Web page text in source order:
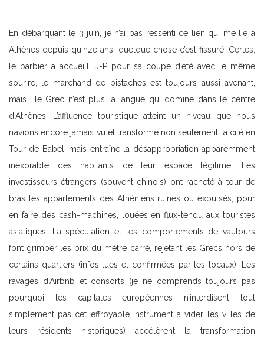
En débarquant le 3 juin, je n’ai pas ressenti ce lien qui me lie à
Athènes depuis quinze ans, quelque chose c’est fissuré. Certes,
le barbier a accueilli J-P pour sa coupe d’été avec le même
sourire, le marchand de pistaches est toujours aussi avenant,
mais… le Grec n’est plus la langue qui domine dans le centre
d’Athènes. L’affluence touristique atteint un niveau que nous
n’avions encore jamais vu et transforme non seulement la cité en
Tour de Babel, mais entraîne la désappropriation apparemment
inexorable des habitants de leur espace légitime. Les
investisseurs étrangers (souvent chinois) ont racheté à tour de
bras les appartements des Athéniens ruinés ou expulsés, pour
en faire des cash-machines, louées en flux-tendu aux touristes
asiatiques. La spéculation et les comportements de vautours
font grimper les prix du mètre carré, rejetant les Grecs hors de
certains quartiers (infos lues et confirmées par les locaux). Les
ravages d’Airbnb et consorts (je ne comprends toujours pas
pourquoi les capitales européennes n’interdisent tout
simplement pas cet effroyable instrument à vider les villes de
leurs résidents historiques) accélèrent la transformation